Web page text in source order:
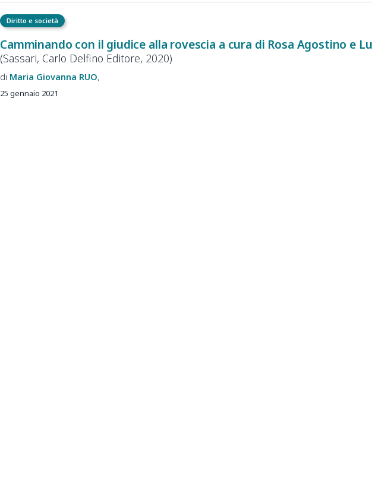
Diritto e società
Camminando con il giudice alla rovescia a cura di Rosa Agostino e
(Sassari, Carlo Delfino Editore, 2020)
Maria Giovanna RUO
25 gennaio 2021